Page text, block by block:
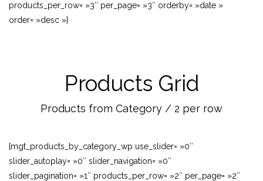
products_per_row= »3″ per_page= »3″ orderby= »date »
order= »desc »]
Products Grid
Products from Category / 2 per row
[mgt_products_by_category_wp use_slider= »0″
slider_autoplay= »0″ slider_navigation= »0″
slider_pagination= »1″ products_per_row= »2″ per_page= »2″